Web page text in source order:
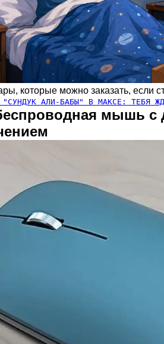
которые можно заказать, если
"СУНДУК АЛИ-БАБЫ" В МАКСЕ: ТЕБЯ
мышь